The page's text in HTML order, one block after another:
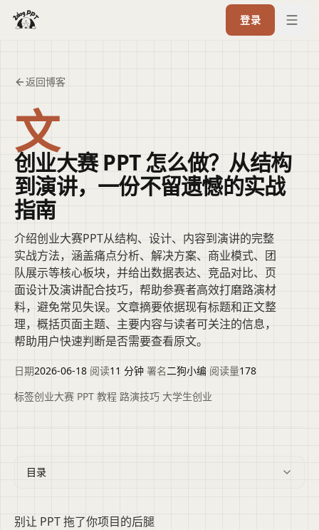
登录
返回博客
文
创业大赛 PPT 怎么做？从结构
到演讲，一份不留遗憾的实战
指南
介绍创业大赛PPT从结构、设计、内容到演讲的完整
实战方法，涵盖痛点分析、解决方案、商业模式、团
队展示等核心板块，并给出数据表达、竞品对比、页
面设计及演讲配合技巧，帮助参赛者高效打磨路演材
料，避免常见失误。文章摘要依据现有标题和正文整
理，概括页面主题、主要内容与读者可关注的信息，
帮助用户快速判断是否需要查看原文。
日期2026-06-18 阅读11 分钟 署名二狗小编 阅读量178
标签创业大赛 PPT 教程 路演技巧 大学生创业
目录
别让 PPT 拖了你项目的后腿